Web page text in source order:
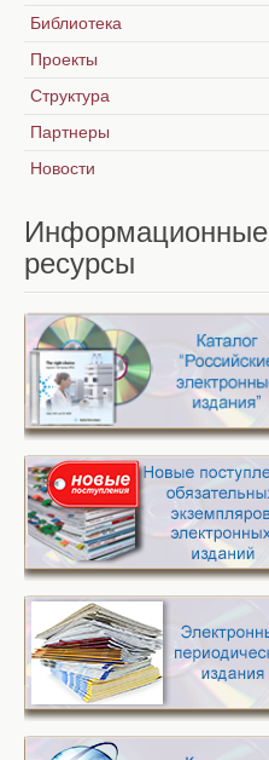
Библиотека
Проекты
Структура
Партнеры
Новости
Информационные
ресурсы